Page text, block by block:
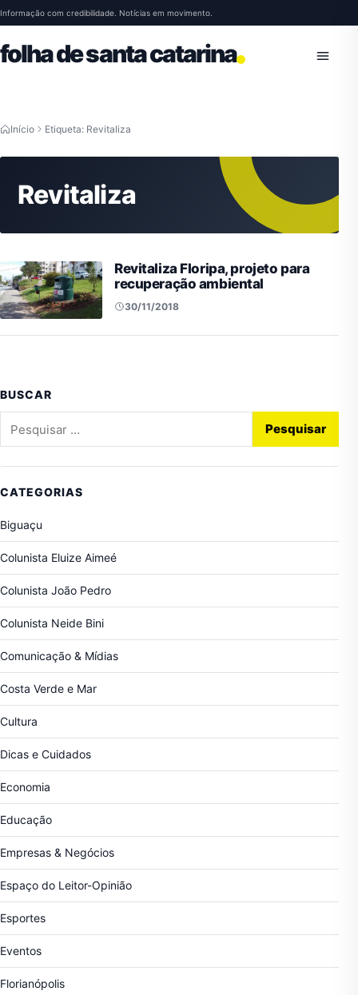
Pular para o conteúdo
Informação com credibilidade. Notícias em movimento.
folha de santa catarina Abrir
Início Etiqueta: Revitaliza
Revitaliza
Revitaliza Floripa, projeto para
recuperação ambiental
30/11/2018
BUSCAR
CATEGORIAS
Biguaçu
Colunista Eluize Aimeé
Colunista João Pedro
Colunista Neide Bini
Comunicação & Mídias
Costa Verde e Mar
Cultura
Dicas e Cuidados
Economia
Educação
Empresas & Negócios
Espaço do Leitor-Opinião
Esportes
Eventos
Florianópolis